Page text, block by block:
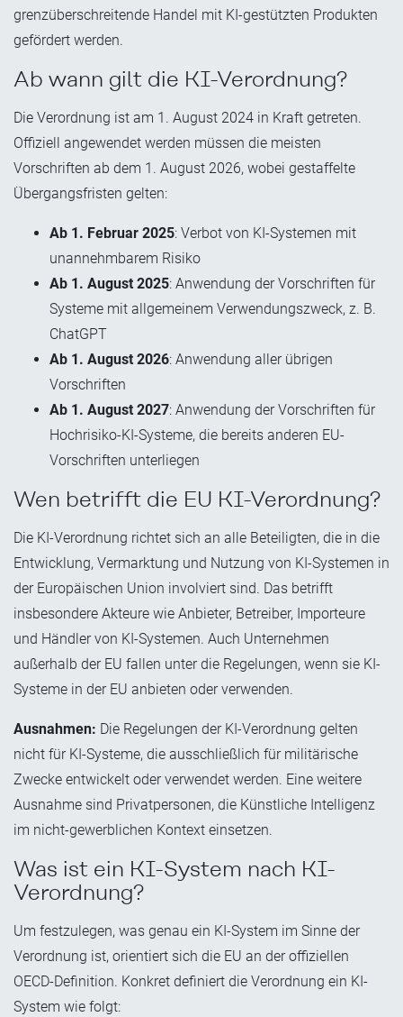
grenzüberschreitende Handel mit KI-gestützten Produkten
gefördert werden.
Ab wann gilt die KI-Verordnung?
Die Verordnung ist am 1. August 2024 in Kraft getreten.
Offiziell angewendet werden müssen die meisten
Vorschriften ab dem 1. August 2026, wobei gestaffelte
Übergangsfristen gelten:
Ab 1. Februar 2025: Verbot von KI-Systemen mit
unannehmbarem Risiko
Ab 1. August 2025: Anwendung der Vorschriften für
Systeme mit allgemeinem Verwendungszweck, z. B.
ChatGPT
Ab 1. August 2026: Anwendung aller übrigen
Vorschriften
Ab 1. August 2027: Anwendung der Vorschriften für
Hochrisiko-KI-Systeme, die bereits anderen EU-
Vorschriften unterliegen
Wen betrifft die EU KI-Verordnung?
Die KI-Verordnung richtet sich an alle Beteiligten, die in die
Entwicklung, Vermarktung und Nutzung von KI-Systemen in
der Europäischen Union involviert sind. Das betrifft
insbesondere Akteure wie Anbieter, Betreiber, Importeure
und Händler von KI-Systemen. Auch Unternehmen
außerhalb der EU fallen unter die Regelungen, wenn sie KI-
Systeme in der EU anbieten oder verwenden.
Ausnahmen: Die Regelungen der KI-Verordnung gelten
nicht für KI-Systeme, die ausschließlich für militärische
Zwecke entwickelt oder verwendet werden. Eine weitere
Ausnahme sind Privatpersonen, die Künstliche Intelligenz
im nicht-gewerblichen Kontext einsetzen.
Was ist ein KI-System nach KI-
Verordnung?
Um festzulegen, was genau ein KI-System im Sinne der
Verordnung ist, orientiert sich die EU an der offiziellen
OECD-Definition. Konkret definiert die Verordnung ein KI-
System wie folgt: